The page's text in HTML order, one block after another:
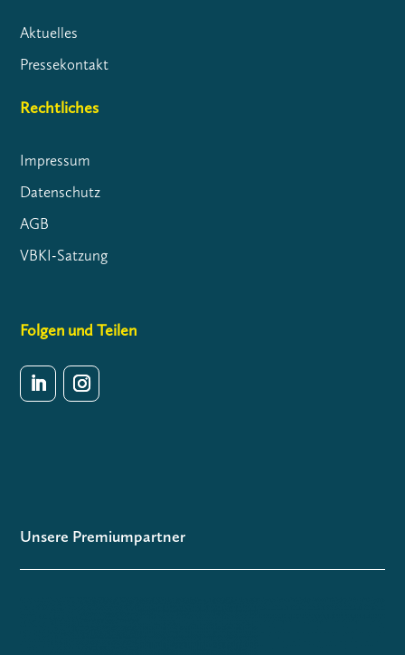
Aktuelles
Pressekontakt
Rechtliches
Impressum
Datenschutz
AGB
VBKI-Satzung
Folgen und Teilen
Unsere Premiumpartner